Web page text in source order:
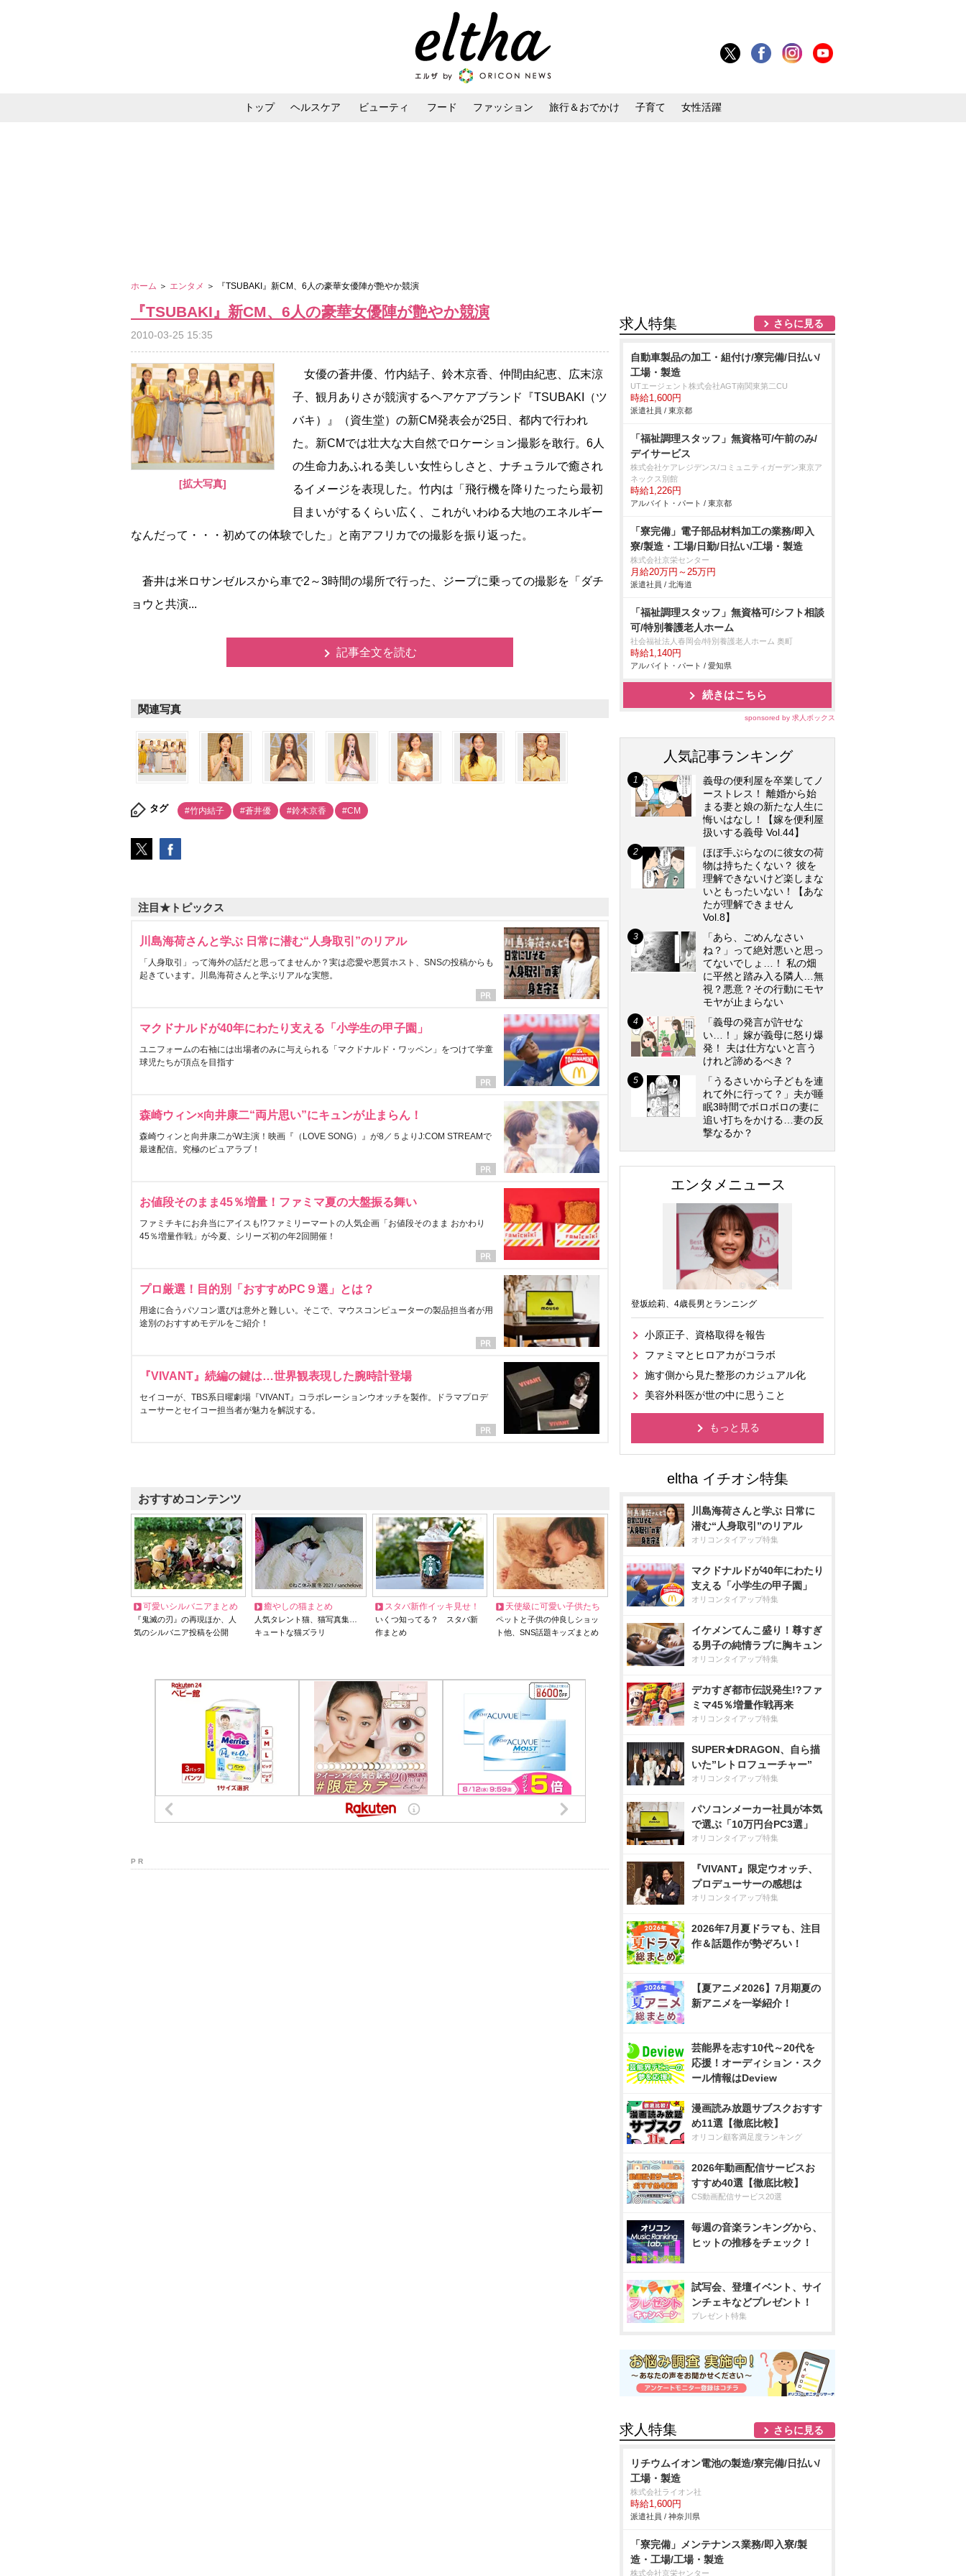
トップ ヘルスケア ビューティ フード ファッション 旅行＆おでかけ 子育て 女性活躍
ホーム ＞ エンタメ ＞ 『TSUBAKI』新CM、6人の豪華女優陣が艶やか競演
『TSUBAKI』新CM、6人の豪華女優陣が艶やか競演
2010-03-25 15:35
[拡大写真]
女優の蒼井優、竹内結子、鈴木京香、仲間由紀恵、広末涼
子、観月ありさが競演するヘアケアブランド『TSUBAKI（ツ
バキ）』（資生堂）の新CM発表会が25日、都内で行われ
た。新CMでは壮大な大自然でロケーション撮影を敢行。6人
の生命力あふれる美しい女性らしさと、ナチュラルで癒され
るイメージを表現した。竹内は「飛行機を降りたったら最初
目まいがするくらい広く、これがいわゆる大地のエネルギー
なんだって・・・初めての体験でした」と南アフリカでの撮影を振り返った。
蒼井は米ロサンゼルスから車で2～3時間の場所で行った、ジープに乗っての撮影を「ダチ
ョウと共演...
記事全文を読む
関連写真
タグ #竹内結子 #蒼井優 #鈴木京香 #CM
注目★トピックス
川島海荷さんと学ぶ 日常に潜む“人身取引”のリアル
「人身取引」って海外の話だと思ってませんか？実は恋愛や悪質ホスト、SNSの投稿からも
起きています。川島海荷さんと学ぶリアルな実態。
マクドナルドが40年にわたり支える「小学生の甲子園」
ユニフォームの右袖には出場者のみに与えられる「マクドナルド・ワッペン」をつけて学童
球児たちが頂点を目指す
森崎ウィン×向井康二“両片思い”にキュンが止まらん！
森崎ウィンと向井康二がW主演！映画『（LOVE SONG）』が8／５よりJ:COM STREAMで
最速配信。究極のピュアラブ！
お値段そのまま45％増量！ファミマ夏の大盤振る舞い
ファミチキにお弁当にアイスも!?ファミリーマートの人気企画「お値段そのまま おかわり
45％増量作戦」が今夏、シリーズ初の年2回開催！
プロ厳選！目的別「おすすめPC９選」とは？
用途に合うパソコン選びは意外と難しい。そこで、マウスコンピューターの製品担当者が用
途別のおすすめモデルをご紹介！
『VIVANT』続編の鍵は…世界観表現した腕時計登場
セイコーが、TBS系日曜劇場『VIVANT』コラボレーションウオッチを製作。ドラマプロデ
ューサーとセイコー担当者が魅力を解説する。
おすすめコンテンツ
可愛いシルバニアまとめ
『鬼滅の刃』の再現ほか、人
気のシルバニア投稿を公開
癒やしの猫まとめ
人気タレント猫、猫写真集…
キュートな猫ズラリ
スタバ新作イッキ見せ！
いくつ知ってる？ スタバ新
作まとめ
天使級に可愛い子供たち
ペットと子供の仲良しショッ
ト他、SNS話題キッズまとめ
P R
求人特集 さらに見る
自動車製品の加工・組付け/寮完備/日払い/
工場・製造
UTエージェント株式会社AGT南関東第二CU
時給1,600円
派遣社員 / 東京都
「福祉調理スタッフ」無資格可/午前のみ/
デイサービス
株式会社ケアレジデンス/コミュニティガーデン東京ア
ネックス別館
時給1,226円
アルバイト・パート / 東京都
「寮完備」電子部品材料加工の業務/即入
寮/製造・工場/日勤/日払い/工場・製造
株式会社京栄センター
月給20万円～25万円
派遣社員 / 北海道
「福祉調理スタッフ」無資格可/シフト相談
可/特別養護老人ホーム
社会福祉法人春岡会/特別養護老人ホーム 奥町
時給1,140円
アルバイト・パート / 愛知県
続きはこちら
sponsored by 求人ボックス
人気記事ランキング
義母の便利屋を卒業してノ
ーストレス！ 離婚から始
まる妻と娘の新たな人生に
悔いはなし！【嫁を便利屋
扱いする義母 Vol.44】
ほぼ手ぶらなのに彼女の荷
物は持ちたくない？ 彼を
理解できないけど楽しまな
いともったいない！【あな
たが理解できません
Vol.8】
「あら、ごめんなさい
ね？」って絶対悪いと思っ
てないでしょ…！ 私の畑
に平然と踏み入る隣人…無
視？悪意？その行動にモヤ
モヤが止まらない
「義母の発言が許せな
い…！」嫁が義母に怒り爆
発！ 夫は仕方ないと言う
けれど諦めるべき？
「うるさいから子どもを連
れて外に行って？」夫が睡
眠3時間でボロボロの妻に
追い打ちをかける…妻の反
撃なるか？
エンタメニュース
登坂絵莉、4歳長男とランニング
小原正子、資格取得を報告
ファミマとヒロアカがコラボ
施す側から見た整形のカジュアル化
美容外科医が世の中に思うこと
もっと見る
川島海荷さんと学ぶ 日常に
潜む“人身取引”のリアル
オリコンタイアップ特集
マクドナルドが40年にわたり
支える「小学生の甲子園」
オリコンタイアップ特集
イケメンてんこ盛り！尊すぎ
る男子の純情ラブに胸キュン
オリコンタイアップ特集
デカすぎ都市伝説発生!?ファ
ミマ45％増量作戦再来
オリコンタイアップ特集
SUPER★DRAGON、自ら描
いた”レトロフューチャー”
オリコンタイアップ特集
パソコンメーカー社員が本気
で選ぶ「10万円台PC3選」
オリコンタイアップ特集
『VIVANT』限定ウオッチ、
プロデューサーの感想は
オリコンタイアップ特集
2026年7月夏ドラマも、注目
作＆話題作が勢ぞろい！
【夏アニメ2026】7月期夏の
新アニメを一挙紹介！
芸能界を志す10代～20代を
応援！オーディション・スク
ール情報はDeview
漫画読み放題サブスクおすす
め11選【徹底比較】
オリコン顧客満足度ランキング
2026年動画配信サービスお
すすめ40選【徹底比較】
CS動画配信サービス20選
毎週の音楽ランキングから、
ヒットの推移をチェック！
試写会、登壇イベント、サイ
ンチェキなどプレゼント！
プレゼント特集
求人特集 さらに見る
リチウムイオン電池の製造/寮完備/日払い/
工場・製造
株式会社ライオン社
時給1,600円
派遣社員 / 神奈川県
「寮完備」メンテナンス業務/即入寮/製
造・工場/工場・製造
株式会社京栄センター